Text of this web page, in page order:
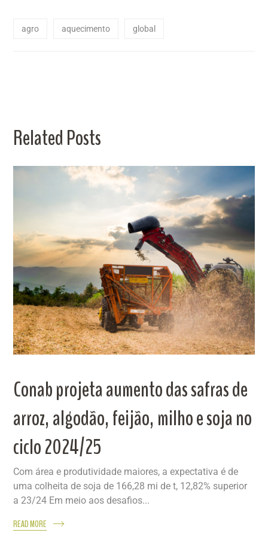
agro aquecimento global
Related Posts
Conab projeta aumento das safras de
arroz, algodão, feijão, milho e soja no
ciclo 2024/25
Com área e produtividade maiores, a expectativa é de
uma colheita de soja de 166,28 mi de t, 12,82% superior
a 23/24 Em meio aos desafios...
READ MORE